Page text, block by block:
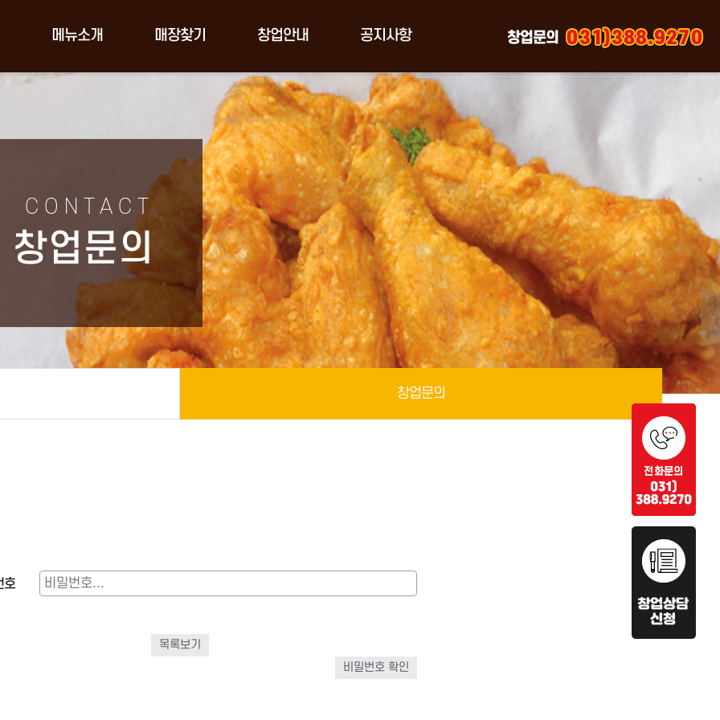
메뉴소개 매장찾기 창업안내 공지사항 창업문의
CONTACT
창업문의
창업문의
호
목록보기
비밀번호 확인